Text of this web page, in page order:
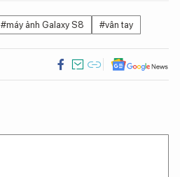
#máy ảnh Galaxy S8 #vân tay